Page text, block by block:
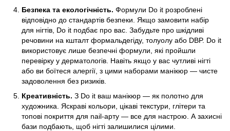
Безпека та екологічність. Формули Do it розроблені
відповідно до стандартів безпеки. Якщо замовити набір
для нігтів, Do it подбає про вас. Забудьте про шкідливі
речовини на кшталт формальдегіду, толуолу або DBP. Do it
використовує лише безпечні формули, які пройшли
перевірку у дерматологів. Навіть якщо у вас чутливі нігті
або ви боїтеся алергії, з цими наборами манікюр — чисте
задоволення без ризиків.
Креативність. З Do it ваш манікюр — як полотно для
художника. Яскраві кольори, цікаві текстури, глітери та
топові покриття для nail-арту — все для настрою. А захисні
бази подбають, щоб нігті залишилися цілими.